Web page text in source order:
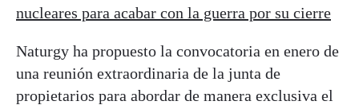
nucleares para acabar con la guerra por su cierre
Naturgy ha propuesto la convocatoria en enero de
una reunión extraordinaria de la junta de
propietarios para abordar de manera exclusiva el